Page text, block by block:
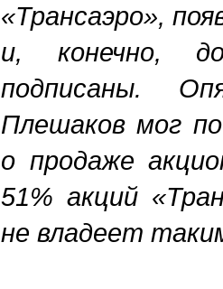
«Трансаэро»,
и, конечно,
подписаны.
Плешаков мог
о продаже
51% акций
не владеет